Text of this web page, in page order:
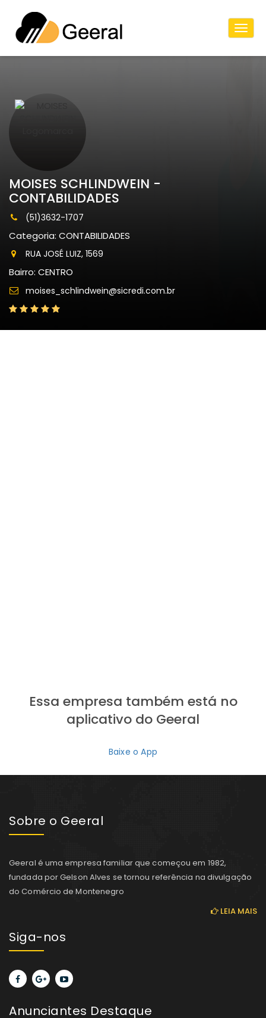
MOISES SCHLINDWEIN -
CONTABILIDADES
(51)3632-1707
Categoria: CONTABILIDADES
RUA JOSÉ LUIZ, 1569
Bairro: CENTRO
moises_schlindwein@sicredi.com.br
Essa empresa também está no
aplicativo do Geeral
Baixe o App
Sobre o Geeral
Geeral é uma empresa familiar que começou em 1982,
fundada por Gelson Alves se tornou referência na divulgação
do Comércio de Montenegro
LEIA MAIS
Siga-nos
Anunciantes Destaque